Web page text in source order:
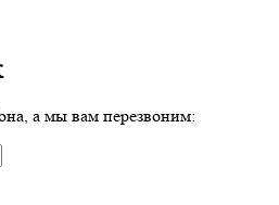
а мы вам перезвоним: